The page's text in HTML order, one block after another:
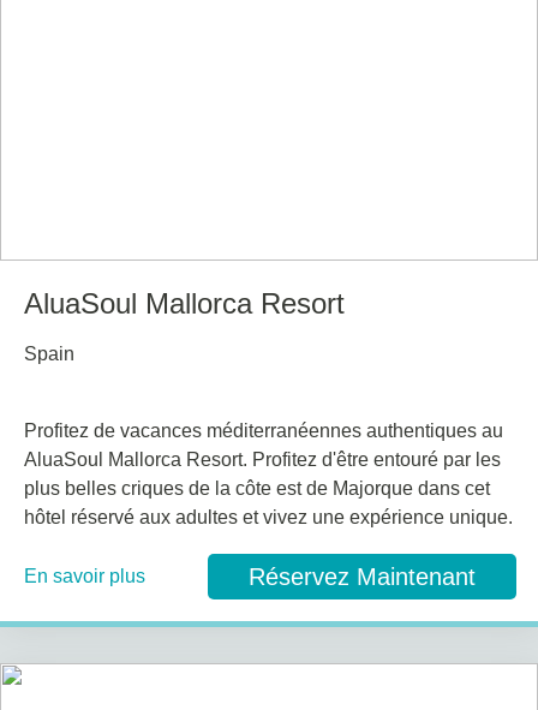
AluaSoul Mallorca Resort
Spain
Profitez de vacances méditerranéennes authentiques au
AluaSoul Mallorca Resort. Profitez d'être entouré par les
plus belles criques de la côte est de Majorque dans cet
hôtel réservé aux adultes et vivez une expérience unique.
En savoir plus Réservez Maintenant